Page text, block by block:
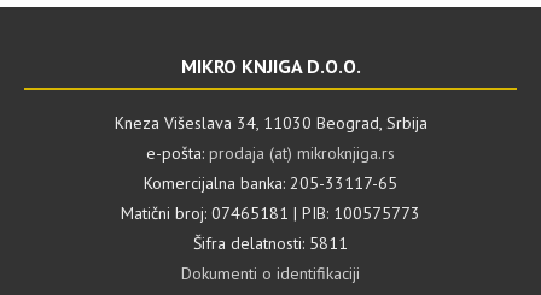
MIKRO KNJIGA D.O.O.
Kneza Višeslava 34, 11030 Beograd, Srbija
e-pošta: prodaja (at) mikroknjiga.rs
Komercijalna banka: 205-33117-65
Matični broj: 07465181 | PIB: 100575773
Šifra delatnosti: 5811
Dokumenti o identifikaciji